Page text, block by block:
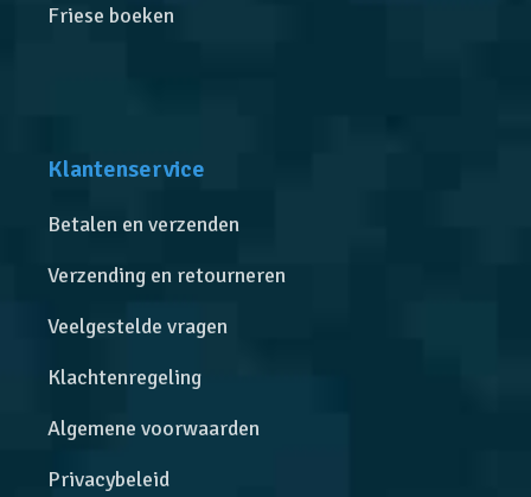
Friese boeken
Klantenservice
Betalen en verzenden
Verzending en retourneren
Veelgestelde vragen
Klachtenregeling
Algemene voorwaarden
Privacybeleid